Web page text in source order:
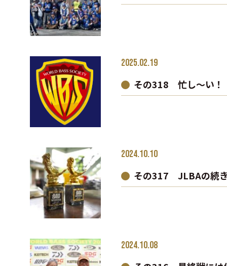
2025.02.19
その318 忙し～い！
2024.10.10
その317 JLBAの続
2024.10.08